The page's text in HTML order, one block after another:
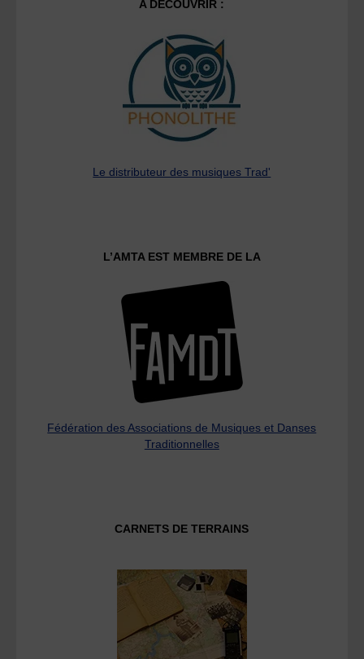
A DECOUVRIR :
Le distributeur des musiques Trad'
L’AMTA EST MEMBRE DE LA
Fédération des Associations de Musiques et Danses
Traditionnelles
CARNETS DE TERRAINS